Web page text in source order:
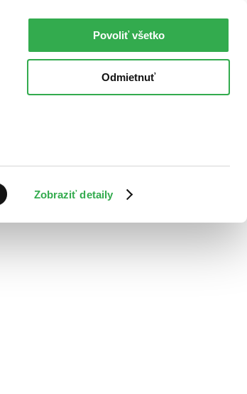
Zobraziť detaily
Povoliť všetko
Odmietnuť